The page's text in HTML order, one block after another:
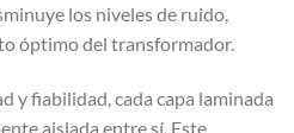
los niveles de ruido,
óptimo del transformador.
y fiabilidad, cada capa laminada
aislada entre sí. Este